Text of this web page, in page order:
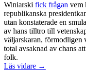
Winiarski fick frågan vem
republikanska
utan konstaterade en
av hans tilltro till
väljarskaran, förmodligen
total avsaknad av chans
folk.
Läs vidare →